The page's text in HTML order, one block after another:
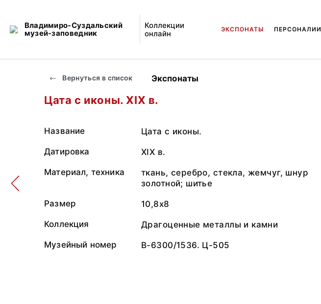
Владимиро-Суздальский
музей-заповедник
Коллекции
онлайн
ЭКСПОНАТЫ ПЕРСОНАЛИИ
Вернуться в список Экспонаты
Цата с иконы. XIX в.
Название Цата с иконы.
Датировка XIX в.
Материал, техника
ткань, серебро, стекла, жемчуг, шнур
золотной; шитье
Размер 10,8x8
Коллекция Драгоценные металлы и камни
Музейный номер В-6300/1536. Ц-505